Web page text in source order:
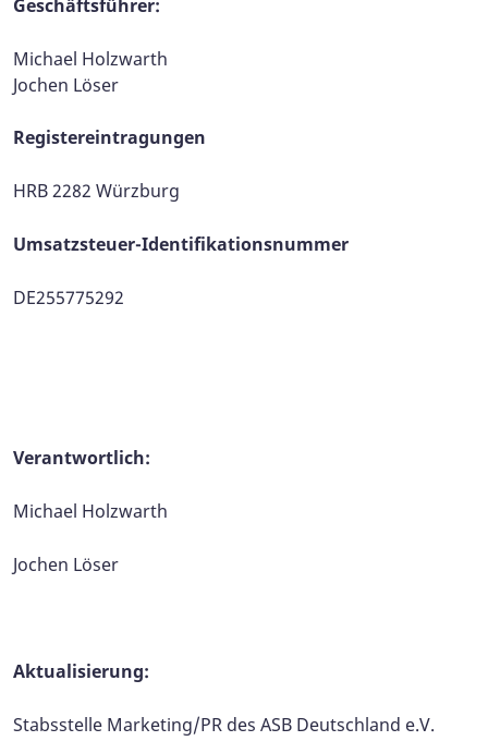
Geschäftsführer:
Michael Holzwarth
Jochen Löser
Registereintragungen
HRB 2282 Würzburg
Umsatzsteuer-Identifikationsnummer
DE255775292
Verantwortlich:
Michael Holzwarth
Jochen Löser
Aktualisierung:
Stabsstelle Marketing/PR des ASB Deutschland e.V.